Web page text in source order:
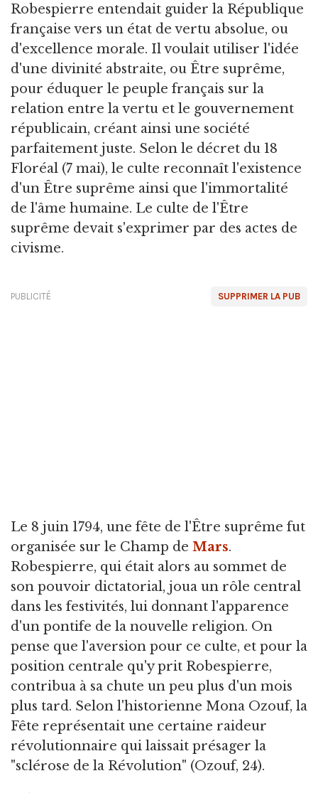
Robespierre entendait guider la République
française vers un état de vertu absolue, ou
d'excellence morale. Il voulait utiliser l'idée
d'une divinité abstraite, ou Être suprême,
pour éduquer le peuple français sur la
relation entre la vertu et le gouvernement
républicain, créant ainsi une société
parfaitement juste. Selon le décret du 18
Floréal (7 mai), le culte reconnaît l'existence
d'un Être suprême ainsi que l'immortalité
de l'âme humaine. Le culte de l'Être
suprême devait s'exprimer par des actes de
civisme.
SUPPRIMER LA PUB
PUBLICITÉ
Le 8 juin 1794, une fête de l'Être suprême fut
organisée sur le Champ de Mars.
Robespierre, qui était alors au sommet de
son pouvoir dictatorial, joua un rôle central
dans les festivités, lui donnant l'apparence
d'un pontife de la nouvelle religion. On
pense que l'aversion pour ce culte, et pour la
position centrale qu'y prit Robespierre,
contribua à sa chute un peu plus d'un mois
plus tard. Selon l'historienne Mona Ozouf, la
Fête représentait une certaine raideur
révolutionnaire qui laissait présager la
"sclérose de la Révolution" (Ozouf, 24).